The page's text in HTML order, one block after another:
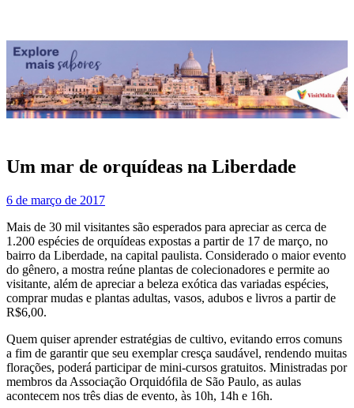
Um mar de orquídeas na Liberdade
6 de março de 2017
Mais de 30 mil visitantes são esperados para apreciar as cerca de
1.200 espécies de orquídeas expostas a partir de 17 de março, no
bairro da Liberdade, na capital paulista. Considerado o maior evento
do gênero, a mostra reúne plantas de colecionadores e permite ao
visitante, além de apreciar a beleza exótica das variadas espécies,
comprar mudas e plantas adultas, vasos, adubos e livros a partir de
R$6,00.
Quem quiser aprender estratégias de cultivo, evitando erros comuns
a fim de garantir que seu exemplar cresça saudável, rendendo muitas
florações, poderá participar de mini-cursos gratuitos. Ministradas por
membros da Associação Orquidófila de São Paulo, as aulas
acontecem nos três dias de evento, às 10h, 14h e 16h.